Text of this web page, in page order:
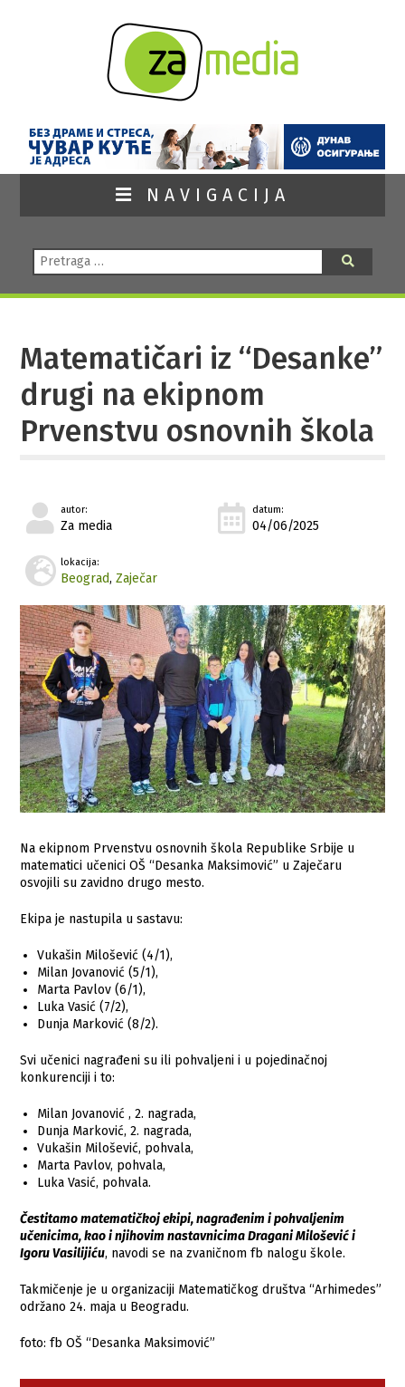
NAVIGACIJA
Pretraga:
Matematičari iz “Desanke”
drugi na ekipnom
Prvenstvu osnovnih škola
autor:
Za media
datum:
04/06/2025
lokacija:
Beograd,Zaječar
Na ekipnom Prvenstvu osnovnih škola Republike Srbije u
matematici učenici OŠ “Desanka Maksimović” u Zaječaru
osvojili su zavidno drugo mesto.
Ekipa je nastupila u sastavu:
Vukašin Milošević (4/1),
Milan Jovanović (5/1),
Marta Pavlov (6/1),
Luka Vasić (7/2),
Dunja Marković (8/2).
Svi učenici nagrađeni su ili pohvaljeni i u pojedinačnoj
konkurenciji i to:
Milan Jovanović , 2. nagrada,
Dunja Marković, 2. nagrada,
Vukašin Milošević, pohvala,
Marta Pavlov, pohvala,
Luka Vasić, pohvala.
Čestitamo matematičkoj ekipi, nagrađenim i pohvaljenim
učenicima, kao i njihovim nastavnicima Dragani Milošević i
Igoru Vasilijiću, navodi se na zvaničnom fb nalogu škole.
Takmičenje je u organizaciji Matematičkog društva “Arhimedes”
održano 24. maja u Beogradu.
foto: fb OŠ “Desanka Maksimović”